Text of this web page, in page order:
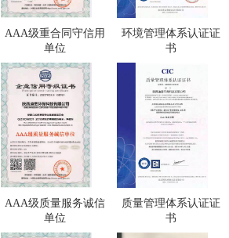
AAA级重合同守信用
单位
环境管理体系认证证
书
AAA级质量服务诚信
单位
质量管理体系认证证
书